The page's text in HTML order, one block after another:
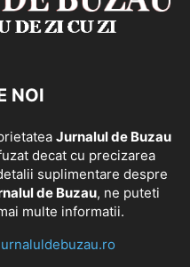
NOI
Jurnalul de Buzau
decat cu precizarea
suplimentare despre
de Buzau, ne puteti
multe informatii.